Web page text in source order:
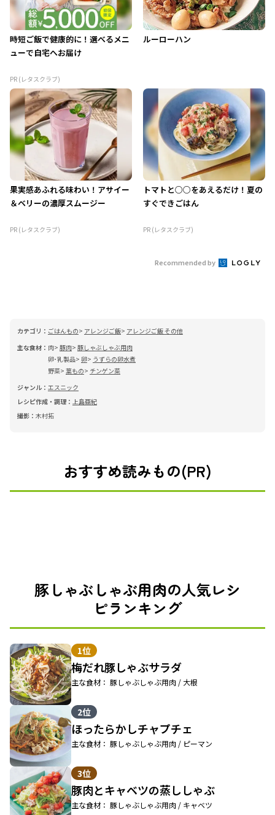
時短ご飯で健康的に！選べるメニ
ューで自宅へお届け
PR (レタスクラブ)
ルーローハン
果実感あふれる味わい！アサイー
＆ベリーの濃厚スムージー
PR (レタスクラブ)
トマトと○○をあえるだけ！夏の
すぐできごはん
PR (レタスクラブ)
Recommended by
カテゴリ： ごはんもの アレンジご飯
アレンジご飯 その他
主な食材： 肉 豚肉 豚しゃぶしゃぶ用肉
卵･乳製品 卵
うずらの卵水煮
野菜 葉もの
チンゲン菜
ジャンル： エスニック
レシピ作成・調理： 上島亜紀
撮影： 木村拓
おすすめ読みもの(PR)
豚しゃぶしゃぶ用肉の人気レシ
ピランキング
1位
梅だれ豚しゃぶサラダ
主な食材： 豚しゃぶしゃぶ用肉 / 大根
2位
ほったらかしチャプチェ
主な食材： 豚しゃぶしゃぶ用肉 / ピーマン
3位
豚肉とキャベツの蒸ししゃぶ
主な食材： 豚しゃぶしゃぶ用肉 / キャベツ